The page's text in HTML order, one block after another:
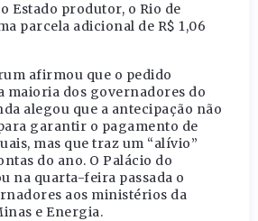
Estado produtor, o Rio de
parcela adicional de R$ 1,06
afirmou que o pedido
maioria dos governadores do
alegou que a antecipação não
garantir o pagamento de
mas que traz um “alívio”
do ano. O Palácio do
na quarta-feira passada o
aos ministérios da
e Energia.